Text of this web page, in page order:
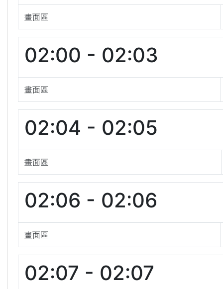
畫面區
02:00 - 02:03
畫面區
02:04 - 02:05
畫面區
02:06 - 02:06
畫面區
02:07 - 02:07